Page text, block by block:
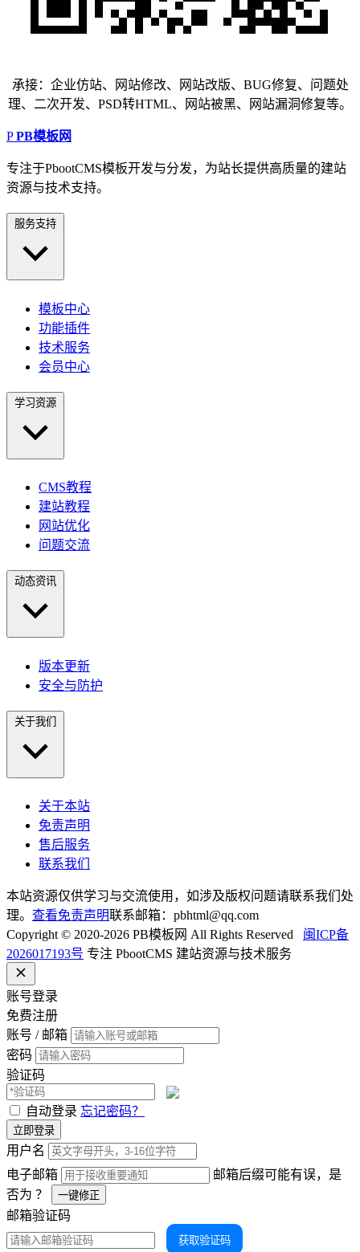
承接：企业仿站、网站修改、网站改版、BUG修复、问题处
理、二次开发、PSD转HTML、网站被黑、网站漏洞修复等。
P PB模板网
专注于PbootCMS模板开发与分发，为站长提供高质量的建站
资源与技术支持。
服务支持
模板中心
功能插件
技术服务
会员中心
学习资源
CMS教程
建站教程
网站优化
问题交流
动态资讯
版本更新
安全与防护
关于我们
关于本站
免责声明
售后服务
联系我们
本站资源仅供学习与交流使用，如涉及版权问题请联系我们处
理。 查看免责声明联系邮箱：pbhtml@qq.com
Copyright © 2020-2026 PB模板网 All Rights Reserved 闽ICP备
2026017193号 专注 PbootCMS 建站资源与技术服务
账号登录
免费注册
账号 / 邮箱
密码
验证码
自动登录 忘记密码？
立即登录
用户名
电子邮箱
邮箱后缀可能有误，是
否为 ？ 一键修正
邮箱验证码
获取验证码